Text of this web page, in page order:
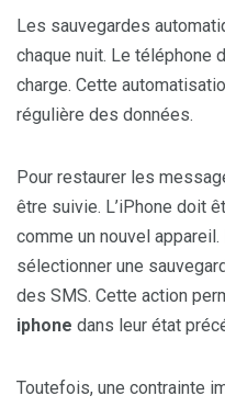
Les sauvegardes
chaque nuit. Le téléphone
charge. Cette
régulière des données.
Pour restaurer les
être suivie. L’iPhone doit
comme un nouvel
sélectionner une
des SMS. Cette action
iphone dans leur état
Toutefois, une contrainte